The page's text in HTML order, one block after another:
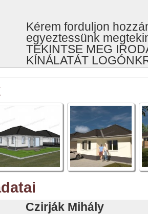
Kérem forduljon
egyeztessünk
TEKINTSE MEG
KÍNÁLATÁT
Czirják Mihály